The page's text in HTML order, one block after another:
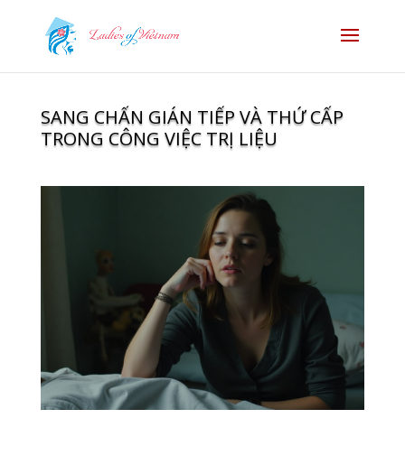
SANG CHẤN GIÁN TIẾP VÀ THỨ CẤP
TRONG CÔNG VIỆC TRỊ LIỆU